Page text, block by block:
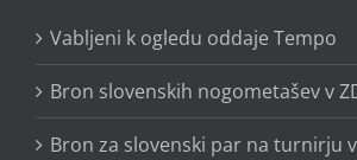
Vabljeni k ogledu oddaje Tempo
Bron slovenskih nogometašev v
Bron za slovenski par na turnirju